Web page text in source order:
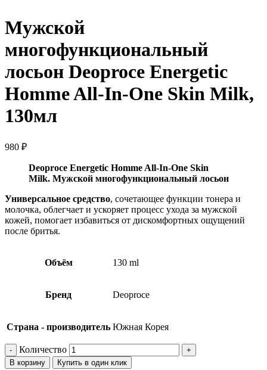
Мужской
многофункциональный
лосьон Deoproce Energetic
Homme All-In-One Skin Milk,
130мл
980 ₽
Deoproce Energetic Homme All-In-One Skin
Milk. Мужской многофункциональный лосьон
Универсальное средство, сочетающее функции тонера и
молочка, облегчает и ускоряет процесс ухода за мужской
кожей, помогает избавиться от дискомфортных ощущений
после бритья.
Объём 130 ml
Бренд Deoproce
Страна - производитель Южная Корея
Количество
В корзину Купить в один клик